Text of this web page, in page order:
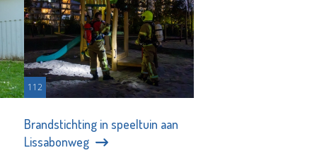
112
Brandstichting in speeltuin aan
Lissabonweg